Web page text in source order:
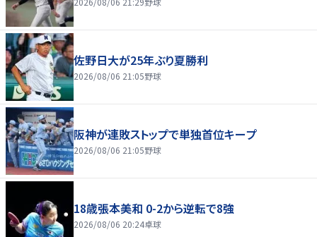
佐野日大が25年ぶり夏勝利
2026/08/06 21:05野球
阪神が連敗ストップで単独首位キープ
2026/08/06 21:05野球
18歳張本美和 0-2から逆転で8強
2026/08/06 20:24卓球